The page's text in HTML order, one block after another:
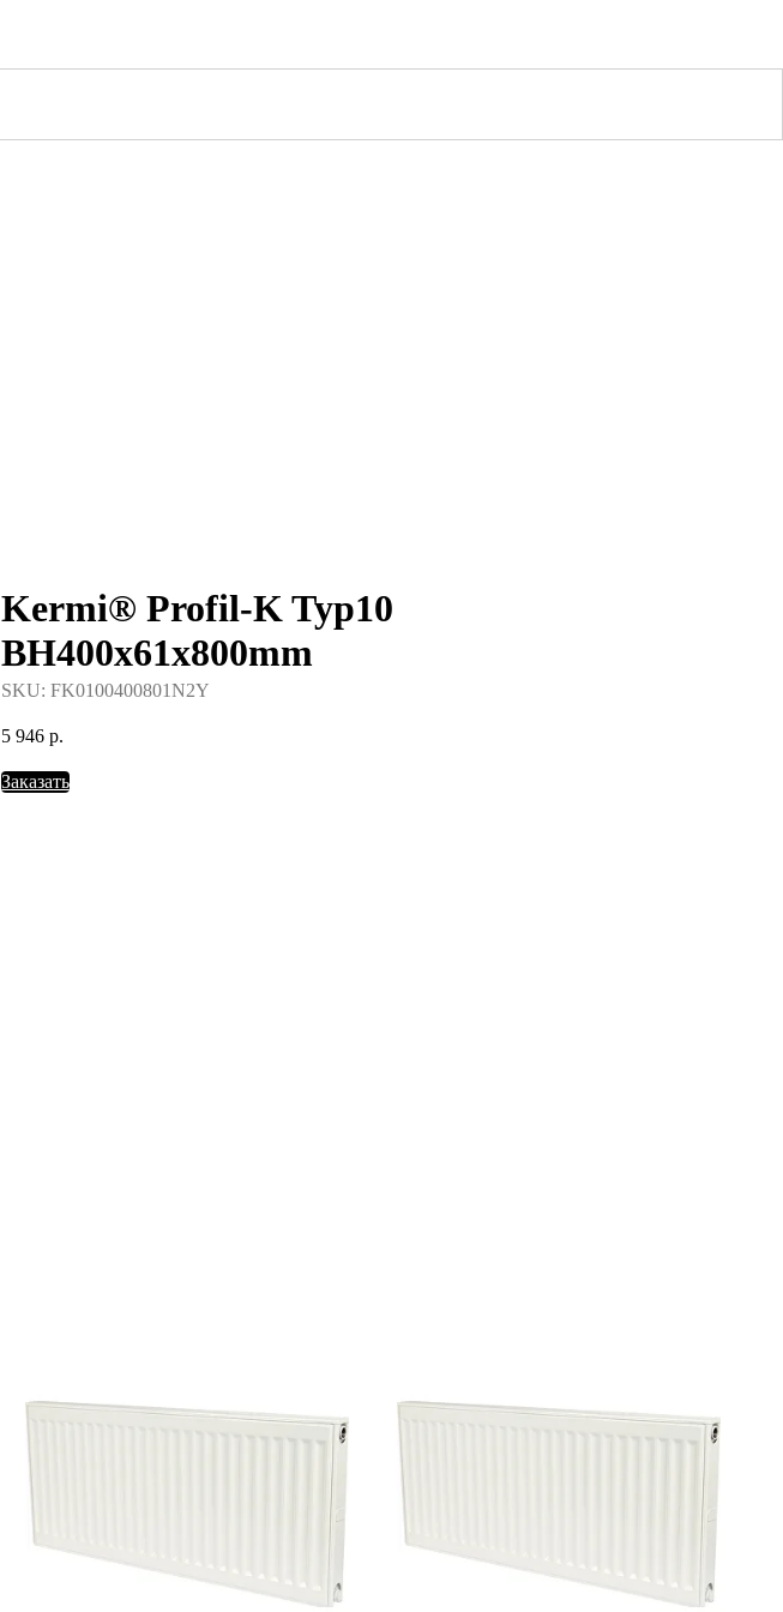
Kermi® Profil-K Typ10
BH400x61x800mm
SKU: FK0100400801N2Y
5 946 р.
Заказать